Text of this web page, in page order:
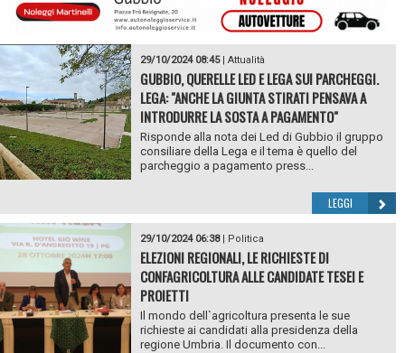
29/10/2024 08:45| Attualità
GUBBIO, QUERELLE LED E LEGA SUI PARCHEGGI.
LEGA: "ANCHE LA GIUNTA STIRATI PENSAVA A
INTRODURRE LA SOSTA A PAGAMENTO"
Risponde alla nota dei Led di Gubbio il gruppo
consiliare della Lega e il tema è quello del
parcheggio a pagamento press...
LEGGI
29/10/2024 06:38| Politica
ELEZIONI REGIONALI, LE RICHIESTE DI
CONFAGRICOLTURA ALLE CANDIDATE TESEI E
PROIETTI
Il mondo dell`agricoltura presenta le sue
richieste ai candidati alla presidenza della
regione Umbria. Il documento con...